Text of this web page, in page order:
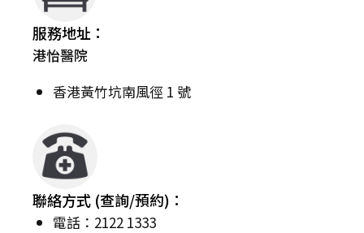
服務地址：
港怡醫院
香港黃竹坑南風徑 1 號
聯絡方式 (查詢/預約)：
電話：2122 1333